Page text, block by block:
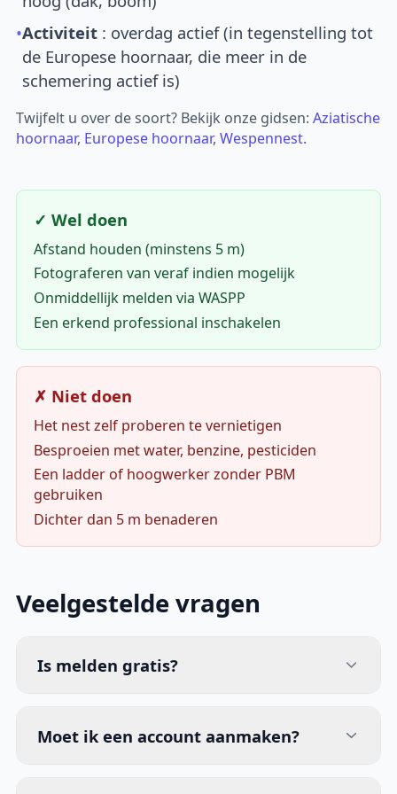
•Activiteit : overdag actief (in tegenstelling tot
de Europese hoornaar, die meer in de
schemering actief is)
Twijfelt u over de soort? Bekijk onze gidsen:Aziatische
hoornaar, Europese hoornaar,Wespennest.
✓ Wel doen
Afstand houden (minstens 5 m)
Fotograferen van veraf indien mogelijk
Onmiddellijk melden via WASPP
Een erkend professional inschakelen
✗ Niet doen
Het nest zelf proberen te vernietigen
Besproeien met water, benzine, pesticiden
Een ladder of hoogwerker zonder PBM
gebruiken
Dichter dan 5 m benaderen
Veelgestelde vragen
Is melden gratis?
Moet ik een account aanmaken?